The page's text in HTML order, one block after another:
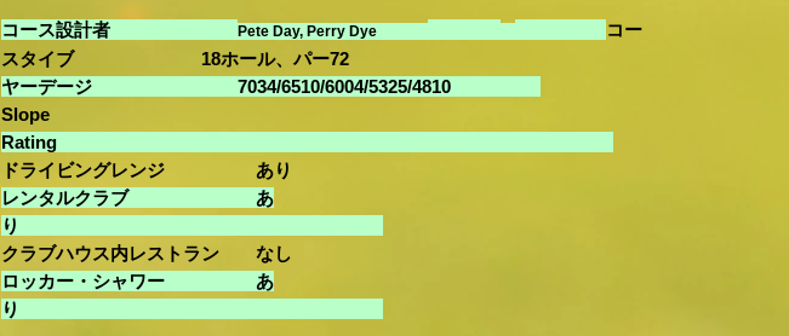
コース設計者 Pete Day, Perry Dye
コー
スタイブ 18ホール、パー72
ヤーデージ 7034/6510/6004/5325/4810
Slope
Rating
ドライビングレンジ あり
レンタルクラブ あ
り
クラブハウス内レストラン なし
ロッカー・シャワー あ
り